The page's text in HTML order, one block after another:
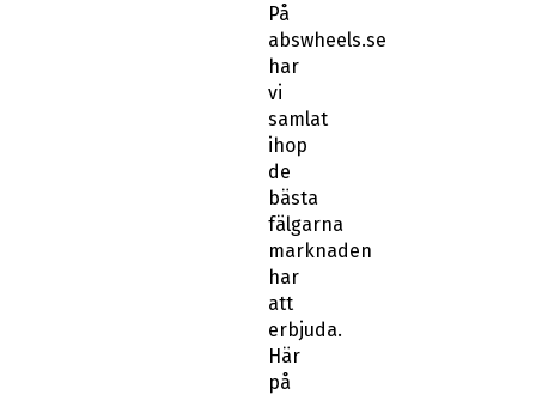
På
abswheels.se
har
vi
samlat
ihop
de
bästa
fälgarna
marknaden
har
att
erbjuda.
Här
på